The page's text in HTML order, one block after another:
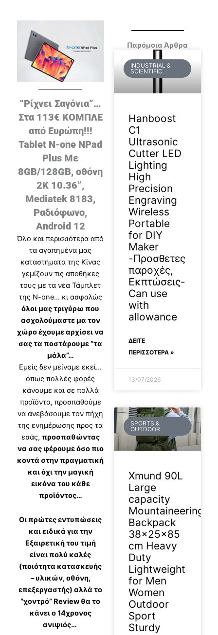
“Ρίχνει Σαγόνια”…
Στα 113€ ΚΟΜΠΛΕ
από Ευρώπη!!!
Tablet N-one NPad
Plus Με
8GB/128GB, οθόνη
2K 10.36”,
Mediatek 8183,
Ραδιόφωνο,
Android 12
Όλο και περισσότερα από
τα αγαπημένα μας
καταστήματα της Κίνας
γεμίζουν τις αποθήκες
τους με τα νέα Τάμπλετ
της N-one… κι ασφαλώς
όλοι μας τριγύρω που
ασχολούμαστε μα τον
χώρο έχουμε αρχίσει να
σας τα ποστάρουμε “τα
μάλα”…
Εμείς δεν μείναμε εκεί…
όπως πολλές φορές
κάνουμε και σε πολλά
προϊόντα, προσπαθούμε
να ανεβάσουμε τον πήχη
της ενημέρωσης προς τα
εσάς, προσπαθώντας
να σας φέρουμε όσο πιο
κοντά στην πραγματική
και όχι την μαγική
εικόνα του κάθε
προϊόντος…
Οι πρώτες εντυπώσεις
και ειδικά για την
Εξαιρετική του τιμή
είναι πολύ καλές
(ποιότητα κατασκευής
– υλικών, οθόνη,
επεξεργαστής) αλλά το
“χοντρό” Review θα το
κάνει ο 14χρονος
ανιψιός…
Παρόμοια Άρθρα
INDUSTRIAL &
SCIENTIFIC
Hanboost
C1
Ultrasonic
Cutter LED
Lighting
High
Precision
Engraving
Wireless
Portable
for DIY
Maker
-Προσθετες
παροχές,
Εκπτώσεις-
Can use
with
allowance
ΔΕΊΤΕ
ΠΕΡΙΣΣΟΤΕΡΑ »
13/07/2026
SPORTS &
OUTDOOR
Xmund 90L
Large
capacity
Mountaineering
Backpack
38x25x85
cm Heavy
Duty
Lightweight
for Men
Women
Outdoor
Sport
Sturdy